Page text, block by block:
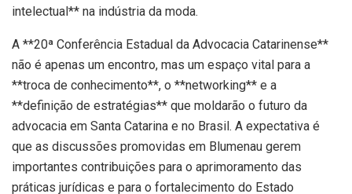
intelectual** na indústria da moda.
A **20ª Conferência Estadual da Advocacia Catarinense**
não é apenas um encontro, mas um espaço vital para a
**troca de conhecimento**, o **networking** e a
**definição de estratégias** que moldarão o futuro da
advocacia em Santa Catarina e no Brasil. A expectativa é
que as discussões promovidas em Blumenau gerem
importantes contribuições para o aprimoramento das
práticas jurídicas e para o fortalecimento do Estado